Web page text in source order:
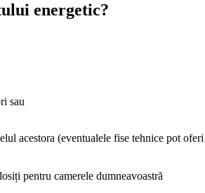
energetic?
sau
acestora (eventualele fise tehnice pot
pentru camerele dumneavoastră